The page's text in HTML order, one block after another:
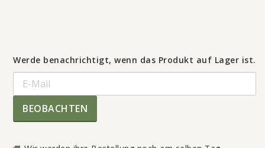
Werde benachrichtigt, wenn das Produkt auf Lager ist.
BEOBACHTEN